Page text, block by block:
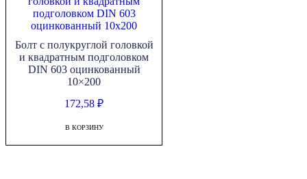
Болт с полукруглой головкой
и квадратным подголовком
DIN 603 оцинкованный
10×200
172,58₽
В КОРЗИНУ